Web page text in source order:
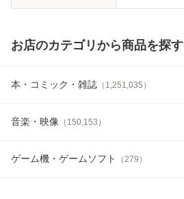
お店のカテゴリから商品を探す
本・コミック・雑誌 （ 1,251,035 ）
音楽・映像 （ 150,153 ）
ゲーム機・ゲームソフト （279 ）